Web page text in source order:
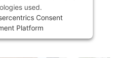
used.
Consent
Platform